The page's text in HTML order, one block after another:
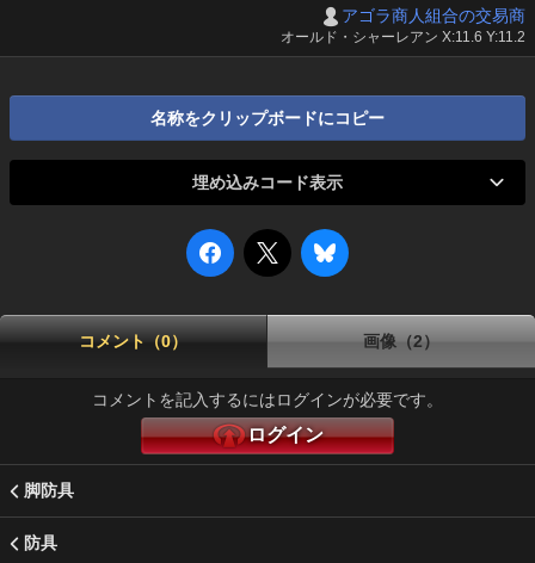
アゴラ商人組合の交易商
オールド・シャーレアン X:11.6 Y:11.2
名称をクリップボードにコピー
埋め込みコード表示
コメント（0） 画像（2）
コメントを記入するにはログインが必要です。
ログイン
脚防具
防具